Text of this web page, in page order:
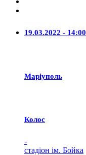
19.03.2022 - 14:00
Маріуполь
Колос
-
стадіон ім. Бойка